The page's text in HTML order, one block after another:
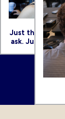
Just think. Just
ask. Just code.